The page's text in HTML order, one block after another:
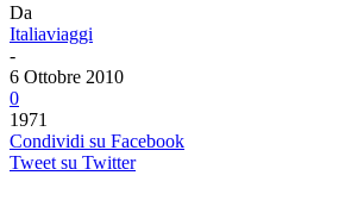
Da
Italiaviaggi
-
6 Ottobre 2010
0
1971
Condividi su Facebook
Tweet su Twitter